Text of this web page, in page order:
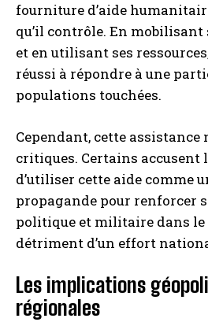
fourniture d’aide
qu’il contrôle. En mobilisant
et en utilisant ses
réussi à répondre à une
populations touchées.
Cependant, cette assistance
critiques. Certains accusent
d’utiliser cette aide comme
propagande pour renforcer
politique et militaire dans le
détriment d’un effort
Les implications
régionales